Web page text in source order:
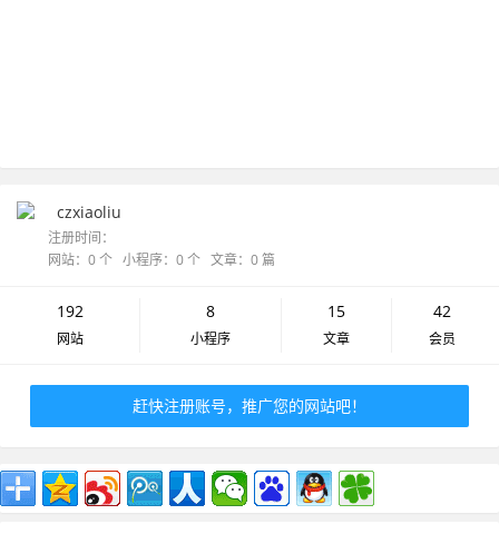
czxiaoliu
注册时间：
网站：0 个 小程序：0 个 文章：0 篇
192
网站
8
小程序
15
文章
42
会员
赶快注册账号，推广您的网站吧！